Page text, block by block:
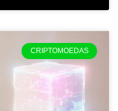
CRIPTOMOEDAS